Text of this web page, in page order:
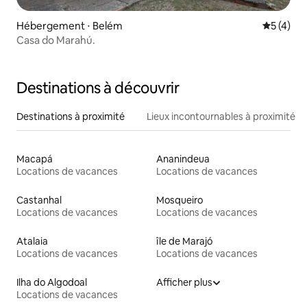
Hébergement ⋅ Belém
5 (4)
Casa do Marahú.
Destinations à découvrir
Destinations à proximité Lieux incontournables à proximité
Macapá
Locations de vacances
Ananindeua
Locations de vacances
Castanhal
Locations de vacances
Mosqueiro
Locations de vacances
Atalaia
Locations de vacances
île de Marajó
Locations de vacances
Ilha do Algodoal
Locations de vacances
Afficher plus